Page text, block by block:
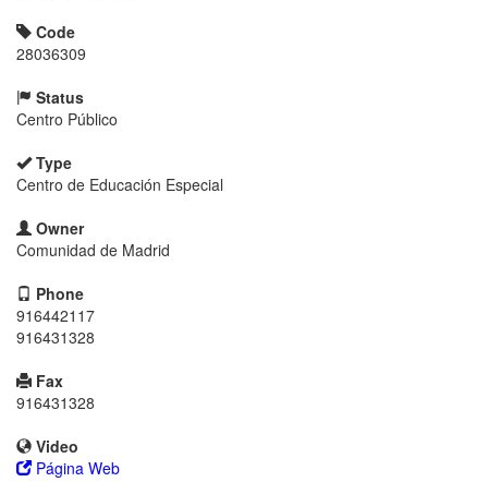
Code
28036309
Status
Centro Público
Type
Centro de Educación Especial
Owner
Comunidad de Madrid
Phone
916442117
916431328
Fax
916431328
Video
Página Web